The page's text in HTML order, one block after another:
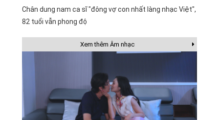
Chân dung nam ca sĩ "đông vợ con nhất làng nhạc Việt",
82 tuổi vẫn phong độ
Xem thêm Âm nhạc